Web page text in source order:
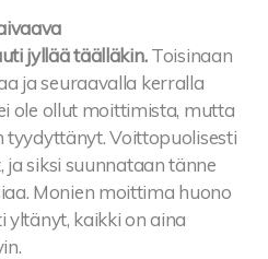
jyllää täälläkin. Toisinaan
ja seuraavalla kerralla
ole ollut moittimista, mutta
tyydyttänyt. Voittopuolisesti
siksi suunnataan tänne
Monien moittima huono
yltänyt, kaikki on aina